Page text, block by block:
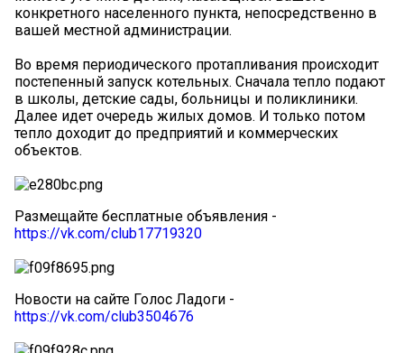
конкретного населенного пункта, непосредственно в
вашей местной администрации.
Во время периодического протапливания происходит
постепенный запуск котельных. Сначала тепло подают
в школы, детские сады, больницы и поликлиники.
Далее идет очередь жилых домов. И только потом
тепло доходит до предприятий и коммерческих
объектов.
Размещайте бесплатные объявления -
https://vk.com/club17719320
Новости на сайте Голос Ладоги -
https://vk.com/club3504676